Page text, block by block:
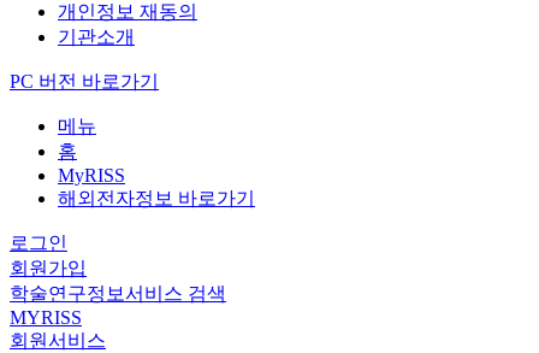
개인정보 재동의
기관소개
PC 버전 바로가기
메뉴
홈
MyRISS
해외전자정보 바로가기
로그인
회원가입
학술연구정보서비스 검색
MYRISS
회원서비스